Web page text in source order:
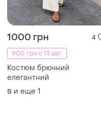
1000 грн
4
900 грн с 13 авг.
Костюм брючний
елегантний
S и еще 1